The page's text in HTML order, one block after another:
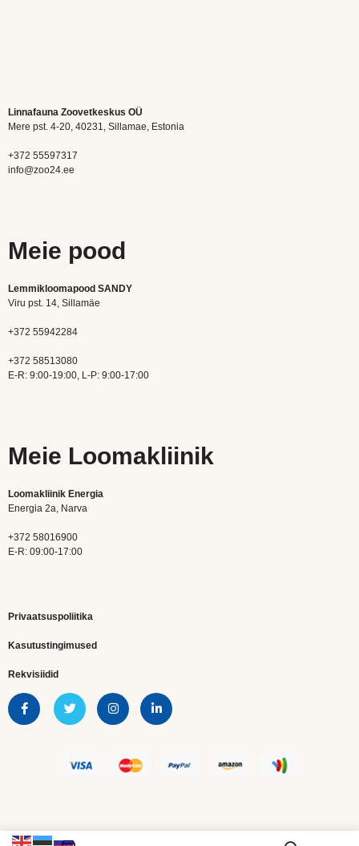
Linnafauna Zoovetkeskus OÜ
Mere pst. 4-20, 40231, Sillamae, Estonia
+372 55597317
info@zoo24.ee
Meie pood
Lemmikloomapood SANDY
Viru pst. 14, Sillamäe
+372 55942284
+372 58513080
E-R: 9:00-19:00, L-P: 9:00-17:00
Meie Loomakliinik
Loomakliinik Energia
Energia 2a, Narva
+372 58016900
E-R: 09:00-17:00
Privaatsuspoliitika
Kasutustingimused
Rekvisiidid